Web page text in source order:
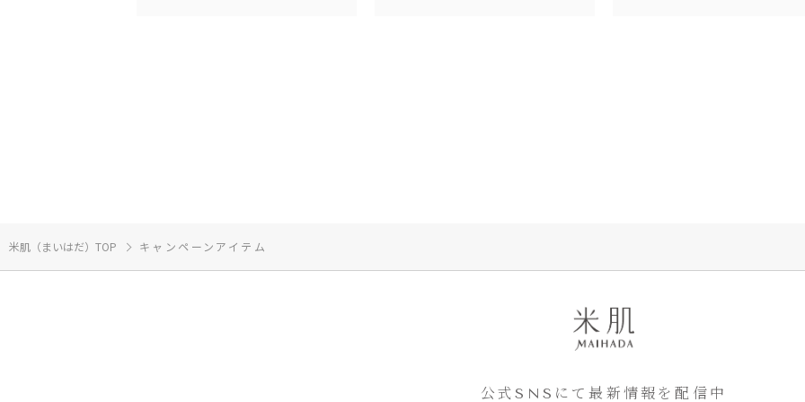
米肌（まいはだ）TOP キャンペーンアイテム
公式SNSにて最新情報を配信中